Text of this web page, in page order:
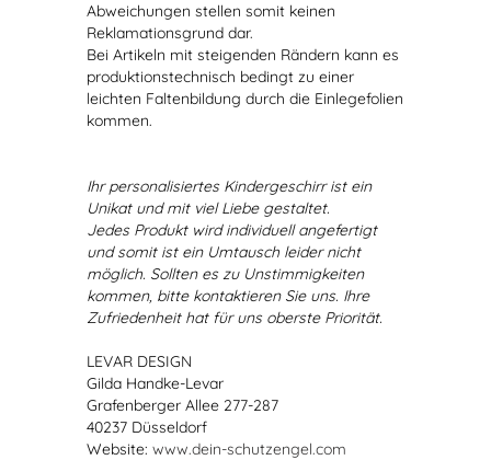
Abweichungen stellen somit keinen
Reklamationsgrund dar.
Bei Artikeln mit steigenden Rändern kann es
produktionstechnisch bedingt zu einer
leichten Faltenbildung durch die Einlegefolien
kommen.
Ihr personalisiertes Kindergeschirr ist ein
Unikat und mit viel Liebe gestaltet.
Jedes Produkt wird individuell angefertigt
und somit ist ein Umtausch leider nicht
möglich. Sollten es zu Unstimmigkeiten
kommen, bitte kontaktieren Sie uns. Ihre
Zufriedenheit hat für uns oberste Priorität.
LEVAR DESIGN
Gilda Handke-Levar
Grafenberger Allee 277-287
40237 Düsseldorf
Website: www.dein-schutzengel.com